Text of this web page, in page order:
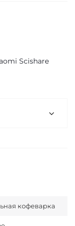
Scishare
кофеварка